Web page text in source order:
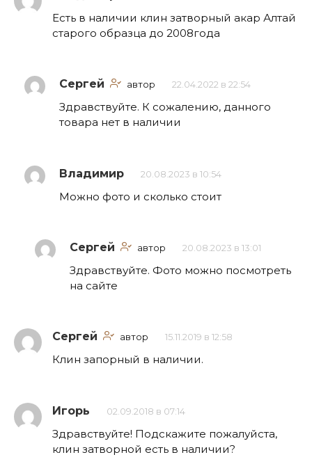
Есть в наличии клин затворный акар Алтай
старого образца до 2008года
Сергей автор 22.04.2022 в 22:54
Здравствуйте. К сожалению, данного
товара нет в наличии
Владимир 20.08.2023 в 10:54
Можно фото и сколько стоит
Сергей автор 20.08.2023 в 13:01
Здравствуйте. Фото можно посмотреть
на сайте
Сергей автор 15.11.2019 в 12:58
Клин запорный в наличии.
Игорь 02.09.2018 в 07:14
Здравствуйте! Подскажите пожалуйста,
клин затворной есть в наличии?